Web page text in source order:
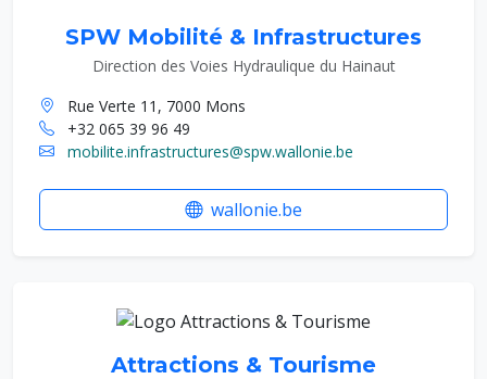
SPW Mobilité & Infrastructures
Direction des Voies Hydraulique du Hainaut
Rue Verte 11, 7000 Mons
+32 065 39 96 49
mobilite.infrastructures@spw.wallonie.be
wallonie.be
Attractions & Tourisme